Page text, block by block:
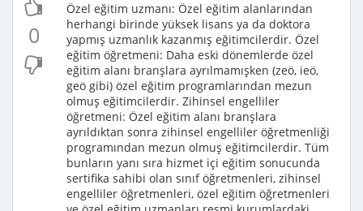
0
Özel eğitim uzmanı: Özel eğitim alanlarından
herhangi birinde yüksek lisans ya da doktora
yapmış uzmanlık kazanmış eğitimcilerdir. Özel
eğitim öğretmeni: Daha eski dönemlerde özel
eğitim alanı branşlara ayrılmamışken (zeö, ieö,
geö gibi) özel eğitim programlarından mezun
olmuş eğitimcilerdir. Zihinsel engelliler
öğretmeni: Özel eğitim alanı branşlara
ayrıldıktan sonra zihinsel engelliler öğretmenliği
programından mezun olmuş eğitimcilerdir. Tüm
bunların yanı sıra hizmet içi eğitim sonucunda
sertifika sahibi olan sınıf öğretmenleri, zihinsel
engelliler öğretmenleri, özel eğitim öğretmenleri